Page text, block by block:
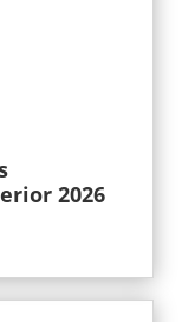
2026